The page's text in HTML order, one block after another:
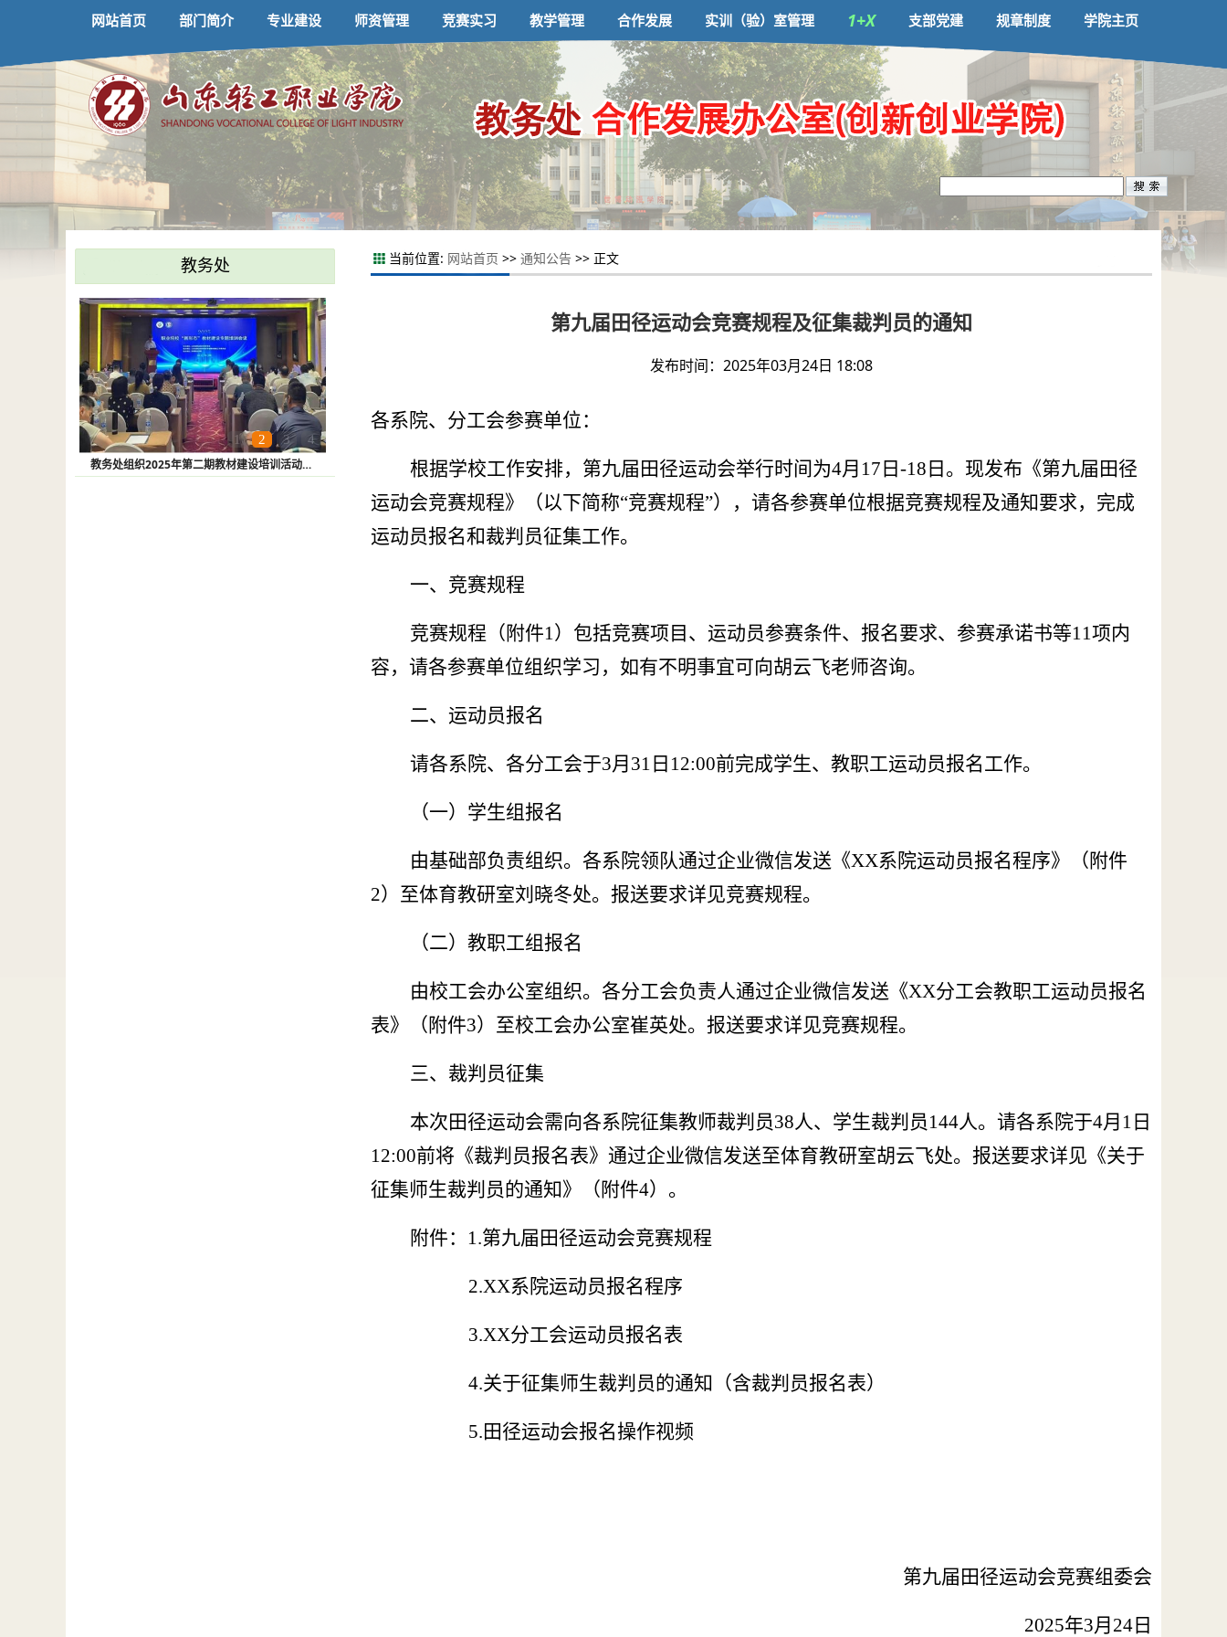
网站首页 部门简介 专业建设 师资管理 竞赛实习 教学管理 合作发展 实训（验）室管理 1+X 支部党建 规章制度 学院主页
教务处
1 2 3 4
教务处组织2025年第二期教材建设培训活动…
当前位置: 网站首页 >> 通知公告 >> 正文
第九届田径运动会竞赛规程及征集裁判员的通知
发布时间：2025年03月24日 18:08
各系院、分工会参赛单位：
根据学校工作安排，第九届田径运动会举行时间为4月 17日-18 日。现发布《第九届田径
运动会竞赛规程》（以下简称“竞赛规程”） ， 请各参赛单位根据竞赛规程及通知要求， 完成
运动员报名和裁判员征集工作。
一、竞赛规程
竞赛规程（附件1）包括竞赛项目、运动员参赛条件、报名要求、参赛承诺书等11项内
容，请各参赛单位组织学习，如有不明事宜可向胡云飞老师咨询。
二、运动员报名
请各系院、各分工会于3月 31 日 12:00前完成学生、教职工运动员报名工作。
（一）学生组报名
由基础部负责组织。各系院领队通过企业微信发送《XX系院运动员报名程序》（附件
2）至体育教研室刘晓冬处。报送要求详见竞赛规程。
（二）教职工组报名
由校工会办公室组织。各分工会负责人通过企业微信发送《XX分工会教职工运动员报名
表》（附件3）至校工会办公室崔英处。报送要求详见竞赛规程。
三、裁判员征集
本次田径运动会需向各系院征集教师裁判员38人、学生裁判员144人。请各系院于4月 1 日
12:00前将《裁判员报名表》通过企业微信发送至体育教研室胡云飞处。报送要求详见《关于
征集师生裁判员的通知》（附件4）。
附件： 1.第九届田径运动会竞赛规程
2.XX系院运动员报名程序
3.XX分工会运动员报名表
4.关于征集师生裁判员的通知（含裁判员报名表）
5.田径运动会报名操作视频
第九届田径运动会竞赛组委会
2025年3月 24 日